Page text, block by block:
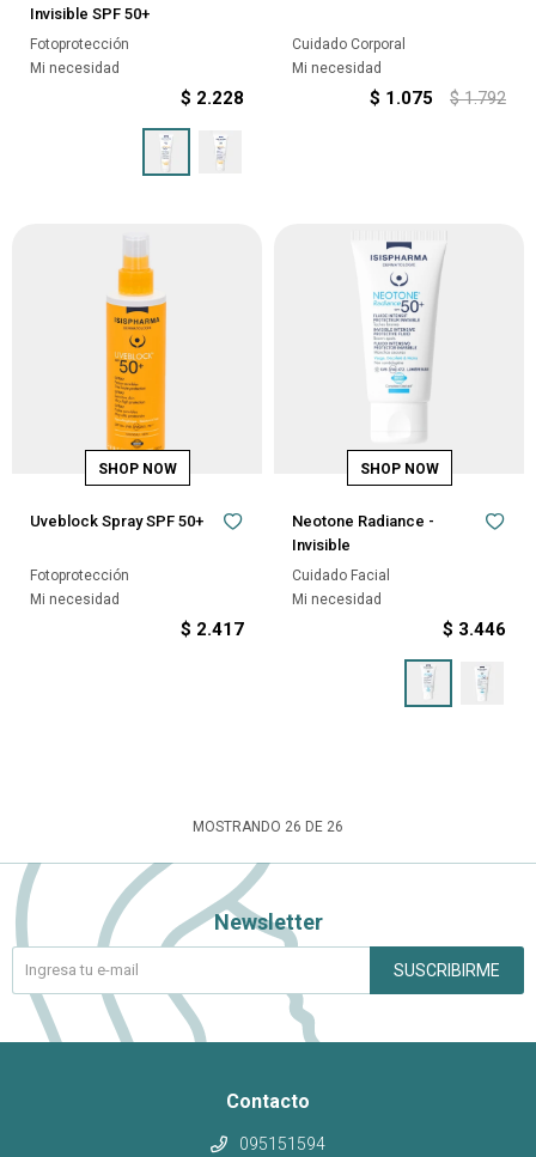
Invisible SPF 50+
Fotoprotección
Mi necesidad
$ 2.228
Cuidado Corporal
Mi necesidad
$ 1.075 $ 1.792
Uveblock Spray SPF 50+
Fotoprotección
Mi necesidad
$ 2.417
Neotone Radiance -
Invisible
Cuidado Facial
Mi necesidad
$ 3.446
MOSTRANDO 26 DE 26
Contacto
095151594
Newsletter
SUSCRIBIRME